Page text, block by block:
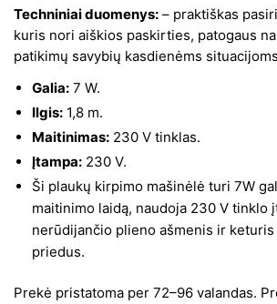
price
was:
45,07 €.
price
is:
22,53 €.
Techniniai duomenys: – praktiškas
kuris nori aiškios paskirties, patogaus
patikimų savybių kasdienėms
Galia: 7 W.
Ilgis: 1,8 m.
Maitinimas: 230 V tinklas.
Įtampa: 230 V.
Ši plaukų kirpimo mašinėlė turi 7W
maitinimo laidą, naudoja 230 V tinklo
nerūdijančio plieno ašmenis ir
priedus.
Prekė pristatoma per 72–96 valandas.